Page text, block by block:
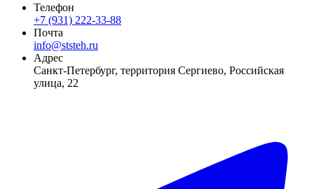
Телефон
+7 (931) 222-33-88
Почта
info@ststeh.ru
Адрес
Санкт-Петербург, территория Сергиево, Российская
улица, 22